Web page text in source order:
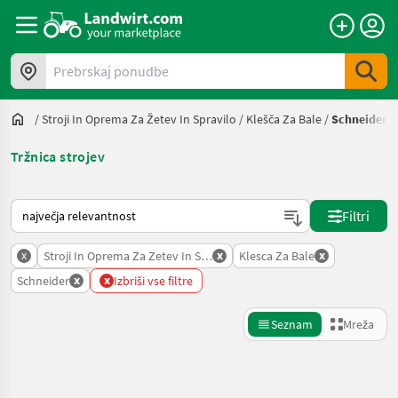
Prebrskaj ponudbe
/Stroji In Oprema Za Žetev In Spravilo / Klešča Za Bale /Schneider
Tržnica strojev
Tako je razvrščeno na Landwirt.com
Filtri
x Stroji In Oprema Za Zetev In Spravilo
x Klesca Za Bale x
Schneider x x Izbriši vse filtre
Seznam Mreža